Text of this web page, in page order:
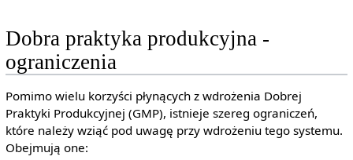
Dobra praktyka produkcyjna -
ograniczenia
Pomimo wielu korzyści płynących z wdrożenia Dobrej
Praktyki Produkcyjnej (GMP), istnieje szereg ograniczeń,
które należy wziąć pod uwagę przy wdrożeniu tego systemu.
Obejmują one: